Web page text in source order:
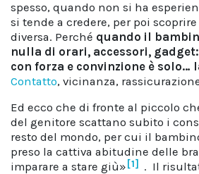
spesso, quando non si ha
si tende a credere, per poi
diversa. Perché quando il
nulla di orari, accessori,
con forza e convinzione è solo…
Contatto, vicinanza,
Ed ecco che di fronte al piccolo
del genitore scattano subito i
resto del mondo, per cui il
preso la cattiva abitudine delle
imparare a stare giù»[1] . Il